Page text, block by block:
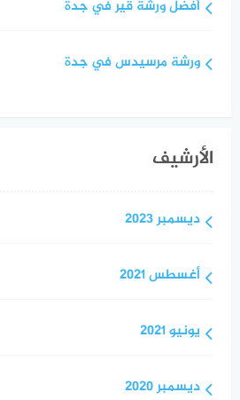
أفضل ورشة قير في جدة
ورشة مرسيدس في جدة
الأرشيف
ديسمبر 2023
أغسطس 2021
يونيو 2021
ديسمبر 2020